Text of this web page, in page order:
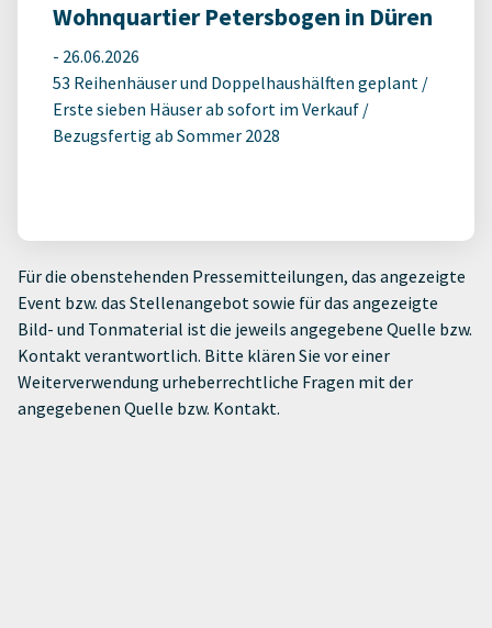
Wohnquartier Petersbogen in Düren
- 26.06.2026
53 Reihenhäuser und Doppelhaushälften geplant /
Erste sieben Häuser ab sofort im Verkauf /
Bezugsfertig ab Sommer 2028
Für die obenstehenden Pressemitteilungen, das angezeigte
Event bzw. das Stellenangebot sowie für das angezeigte
Bild- und Tonmaterial ist die jeweils angegebene Quelle bzw.
Kontakt verantwortlich. Bitte klären Sie vor einer
Weiterverwendung urheberrechtliche Fragen mit der
angegebenen Quelle bzw. Kontakt.